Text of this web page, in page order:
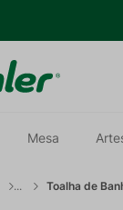
Mesa
Toalha de